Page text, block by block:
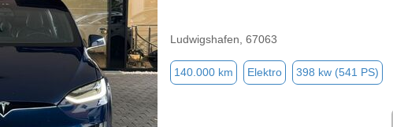
Ludwigshafen, 67063
140.000 km Elektro 398 kw (541 PS)